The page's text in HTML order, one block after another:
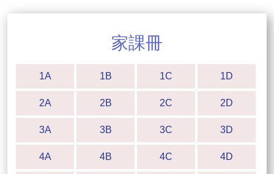
家課冊
1A 1B 1C 1D
2A 2B 2C 2D
3A 3B 3C 3D
4A 4B 4C 4D